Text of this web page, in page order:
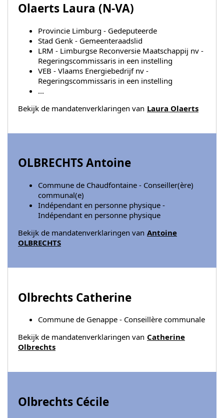
Olaerts Laura (N-VA)
Provincie Limburg - Gedeputeerde
Stad Genk - Gemeenteraadslid
LRM - Limburgse Reconversie Maatschappij nv -
Regeringscommissaris in een instelling
VEB - Vlaams Energiebedrijf nv -
Regeringscommissaris in een instelling
...
Bekijk de mandatenverklaringen van Laura Olaerts
OLBRECHTS Antoine
Commune de Chaudfontaine - Conseiller(ère)
communal(e)
Indépendant en personne physique -
Indépendant en personne physique
Bekijk de mandatenverklaringen van Antoine
OLBRECHTS
Olbrechts Catherine
Commune de Genappe - Conseillère communale
Bekijk de mandatenverklaringen van Catherine
Olbrechts
Olbrechts Cécile